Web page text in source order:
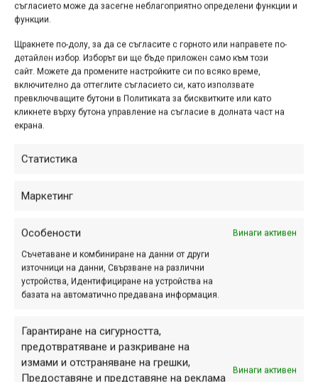
съгласието може да засегне неблагоприятно определени функции и
функции.
Щракнете по-долу, за да се съгласите с горното или направете по-
детайлен избор. Изборът ви ще бъде приложен само към този
сайт. Можете да промените настройките си по всяко време,
включително да оттеглите съгласието си, като използвате
превключващите бутони в Политиката за бисквитките или като
кликнете върху бутона управление на съгласие в долната част на
екрана.
Статистика
Маркетинг
Особености Винаги активен
Съчетаване и комбиниране на данни от други
източници на данни, Свързване на различни
устройства, Идентифициране на устройства на
базата на автоматично предавана информация.
Гарантиране на сигурността,
предотвратяване и разкриване на
измами и отстраняване на грешки,
Предоставяне и представяне на реклама
Винаги активен
Етикети:Out-cast,Борис Първанов ,видео,интервю
подкаст
Навигация
Предишна
ПАРТНЬОРИ